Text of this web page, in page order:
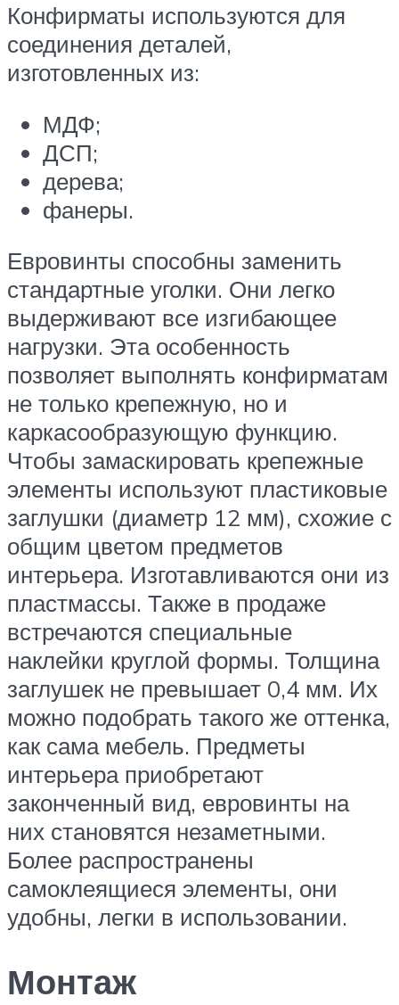
Конфирматы используются для
соединения деталей,
изготовленных из:
МДФ;
ДСП;
дерева;
фанеры.
Евровинты способны заменить
стандартные уголки. Они легко
выдерживают все изгибающее
нагрузки. Эта особенность
позволяет выполнять конфирматам
не только крепежную, но и
каркасообразующую функцию.
Чтобы замаскировать крепежные
элементы используют пластиковые
заглушки (диаметр 12 мм), схожие с
общим цветом предметов
интерьера. Изготавливаются они из
пластмассы. Также в продаже
встречаются специальные
наклейки круглой формы. Толщина
заглушек не превышает 0,4 мм. Их
можно подобрать такого же оттенка,
как сама мебель. Предметы
интерьера приобретают
законченный вид, евровинты на
них становятся незаметными.
Более распространены
самоклеящиеся элементы, они
удобны, легки в использовании.
Монтаж